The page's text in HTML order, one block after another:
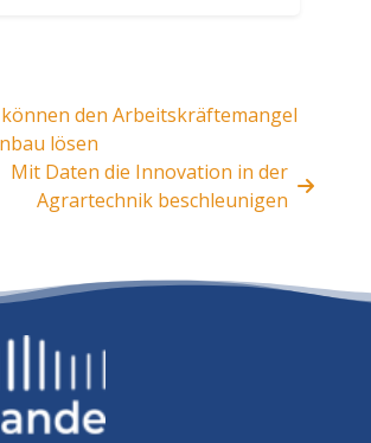
den Arbeitskräftemangel
lösen
Mit Daten die Innovation in der
Agrartechnik beschleunigen